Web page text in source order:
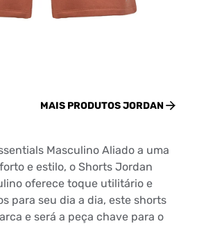
MAIS PRODUTOSJORDAN
Masculino Aliado a uma
e estilo, o Shorts Jordan
oferece toque utilitário e
para seu dia a dia, este shorts
e será a peça chave para o